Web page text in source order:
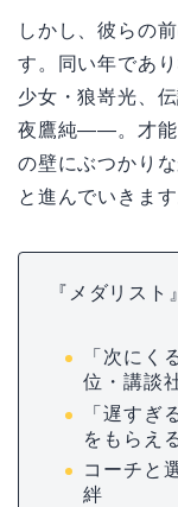
しかし、彼らの
す。同い年であ
少女・狼嵜光、
夜鷹純――。才能
の壁にぶつかり
と進んでいきます
『メダリス
「次にく
位・講談
「遅すぎ
をもらえ
コーチと
絆